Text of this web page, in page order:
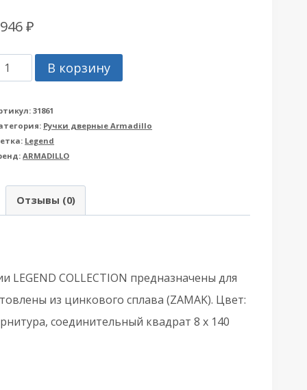
₽
В корзину
31861
Ручки дверные Armadillo
Legend
ARMADILLO
Отзывы (0)
LEGEND COLLECTION предназначены для
из цинкового сплава (ZAMAK). Цвет:
соединительный квадрат 8 x 140